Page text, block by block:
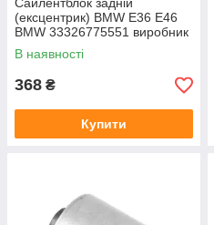
(ексцентрик) BMW E36 E46
BMW 33326775551 виробник
Goodrem
В наявності
368 ₴
Купити